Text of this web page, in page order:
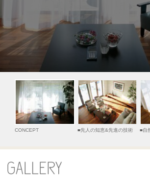
多彩な動画やこだわりが詰まった建築実例、注
まいづくりを楽しく学べるデジタルラウンジ
ホームラウンジ 新築・戸建て
ウエルネス事業
海外事業
CONCEPT ■先人の知恵&先進の技術 ■自